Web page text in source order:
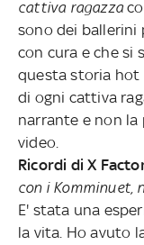
cattiva ragazza
sono dei ballerini
con cura e che si
questa storia hot
di ogni cattiva
narrante e non
video.
Ricordi di X
con i Komminuet,
E' stata una
la vita. Ho avuto